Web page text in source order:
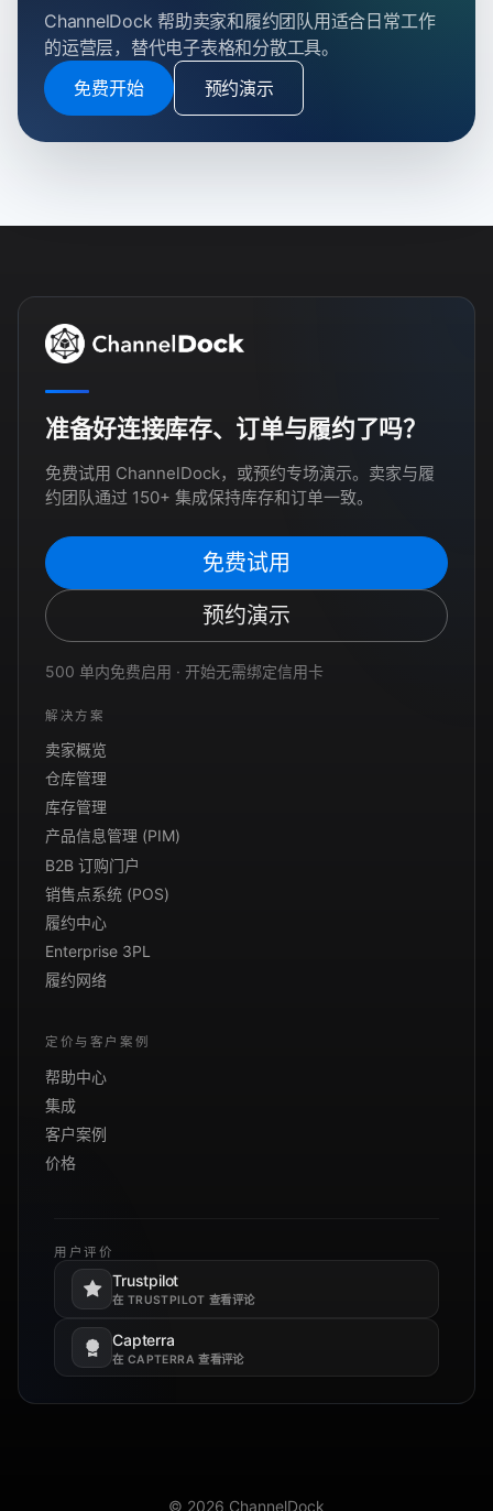
ChannelDock 帮助卖家和履约团队用适合日常工作
的运营层，替代电子表格和分散工具。
免费开始
预约演示
准备好连接库存、订单与履约了吗？
免费试用 ChannelDock，或预约专场演示。卖家与履
约团队通过 150+ 集成保持库存和订单一致。
免费试用
预约演示
500 单内免费启用 · 开始无需绑定信用卡
解决方案
卖家概览
仓库管理
库存管理
产品信息管理 (PIM)
B2B 订购门户
销售点系统 (POS)
履约中心
Enterprise 3PL
履约网络
定价与客户案例
帮助中心
集成
客户案例
价格
用户评价
Trustpilot
在 TRUSTPILOT 查看评论
在新标签页打开。
Capterra
在 CAPTERRA 查看评论
在新标签页打开。
© 2026 ChannelDock